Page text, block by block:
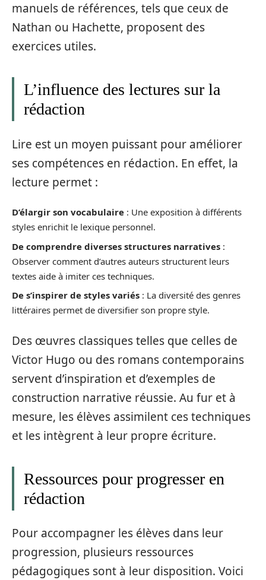
manuels de références, tels que ceux de
Nathan ou Hachette, proposent des
exercices utiles.
L’influence des lectures sur la
rédaction
Lire est un moyen puissant pour améliorer
ses compétences en rédaction. En effet, la
lecture permet :
D’élargir son vocabulaire : Une exposition à différents
styles enrichit le lexique personnel.
De comprendre diverses structures narratives :
Observer comment d’autres auteurs structurent leurs
textes aide à imiter ces techniques.
De s’inspirer de styles variés : La diversité des genres
littéraires permet de diversifier son propre style.
Des œuvres classiques telles que celles de
Victor Hugo ou des romans contemporains
servent d’inspiration et d’exemples de
construction narrative réussie. Au fur et à
mesure, les élèves assimilent ces techniques
et les intègrent à leur propre écriture.
Ressources pour progresser en
rédaction
Pour accompagner les élèves dans leur
progression, plusieurs ressources
pédagogiques sont à leur disposition. Voici